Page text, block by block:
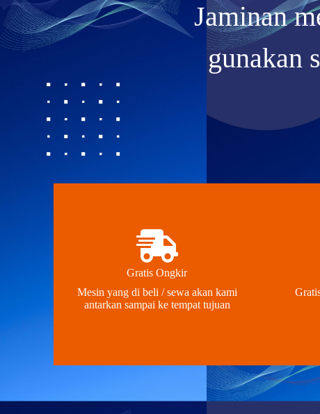
Jaminan
gunakan
Gratis Ongkir
Mesin yang di beli / sewa akan kami
antarkan sampai ke tempat tujuan